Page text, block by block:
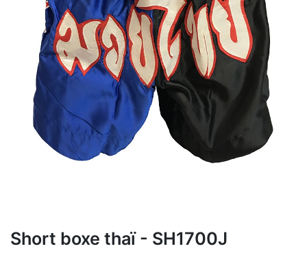
Short boxe thaï - SH1700J